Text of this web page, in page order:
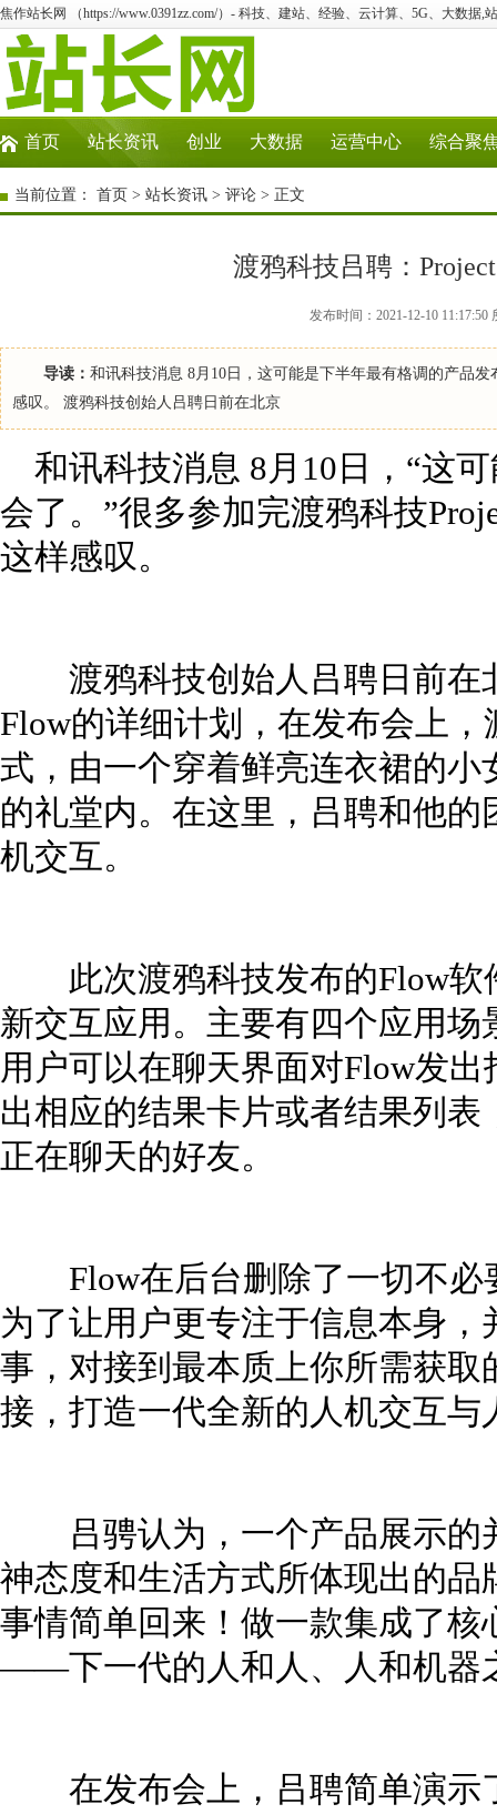
焦作站长网 （https://www.0391zz.com/）- 科技、建站、经验、云计算、5G、大数据,
首页 站长资讯 创业 大数据 运营中心 综合聚
当前位置： 首页 > 站长资讯 > 评论 > 正文
渡鸦科技吕聘：
发布时间：2021-12-10
导读： 和讯科技消息 8月10日，这可能是下半年最有格调的产品
感叹。 渡鸦科技创始人吕聘日前在北京
和讯科技消息 8月10日，“这
会了。”很多参加完渡鸦科技
这样感叹。
渡鸦科技创始人吕聘日前在
Flow的详细计划，在发布会上
式，由一个穿着鲜亮连衣裙的
的礼堂内。在这里，吕聘和他的
机交互。
此次渡鸦科技发布的Flow软
新交互应用。主要有四个应用
用户可以在聊天界面对Flow发
出相应的结果卡片或者结果列
正在聊天的好友。
Flow在后台删除了一切不必
为了让用户更专注于信息本身
事，对接到最本质上你所需获
接，打造一代全新的人机交互与
吕骋认为，一个产品展示的
神态度和生活方式所体现出的
事情简单回来！做一款集成了
——下一代的人和人、人和机器
在发布会上，吕聘简单演示